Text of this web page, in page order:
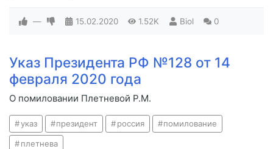
— 15.02.2020 1.52K Biol 0
Указ Президента РФ №128 от 14
февраля 2020 года
О помиловании Плетневой Р.М.
указ президент россия помилование
плетнева